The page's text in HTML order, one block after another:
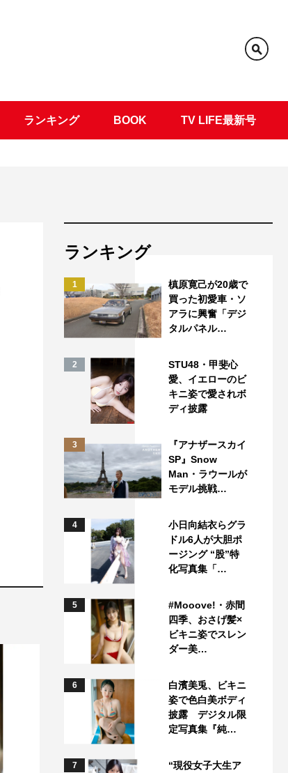
ランキング BOOK TV LIFE最新号
ランキング
1
槙原寛己が20歳で
買った初愛車・ソ
アラに興奮「デジ
タルパネル…
2
STU48・甲斐心
愛、イエローのビ
キニ姿で愛されボ
ディ披露
3
『アナザースカイ
SP』Snow
Man・ラウールが
モデル挑戦…
4
小日向結衣らグラ
ドル6人が大胆ポ
ージング “股”特
化写真集「…
5
#Mooove!・赤間
四季、おさげ髪×
ビキニ姿でスレン
ダー美…
6
白濱美兎、ビキニ
姿で色白美ボディ
披露 デジタル限
定写真集『純…
7
“現役女子大生ア